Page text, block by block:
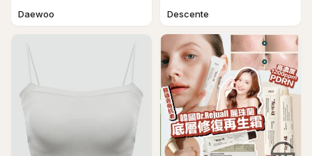
Daewoo Descente